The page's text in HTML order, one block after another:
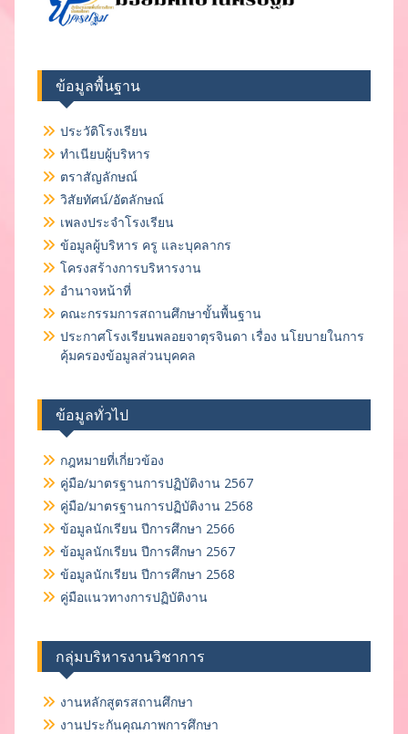
ข้อมูลพื้นฐาน
ประวัติโรงเรียน
ทำเนียบผู้บริหาร
ตราสัญลักษณ์
วิสัยทัศน์/อัตลักษณ์
เพลงประจำโรงเรียน
ข้อมูลผู้บริหาร ครู และบุคลากร
โครงสร้างการบริหารงาน
อำนาจหน้าที่
คณะกรรมการสถานศึกษาขั้นพื้นฐาน
ประกาศโรงเรียนพลอยจาตุรจินดา เรื่อง นโยบายในการ
คุ้มครองข้อมูลส่วนบุคคล
ข้อมูลทั่วไป
กฎหมายที่เกี่ยวข้อง
คู่มือ/มาตรฐานการปฏิบัติงาน 2567
คู่มือ/มาตรฐานการปฏิบัติงาน 2568
ข้อมูลนักเรียน ปีการศึกษา 2566
ข้อมูลนักเรียน ปีการศึกษา 2567
ข้อมูลนักเรียน ปีการศึกษา 2568
คู่มือแนวทางการปฏิบัติงาน
กลุ่มบริหารงานวิชาการ
งานหลักสูตรสถานศึกษา
งานประกันคุณภาพการศึกษา